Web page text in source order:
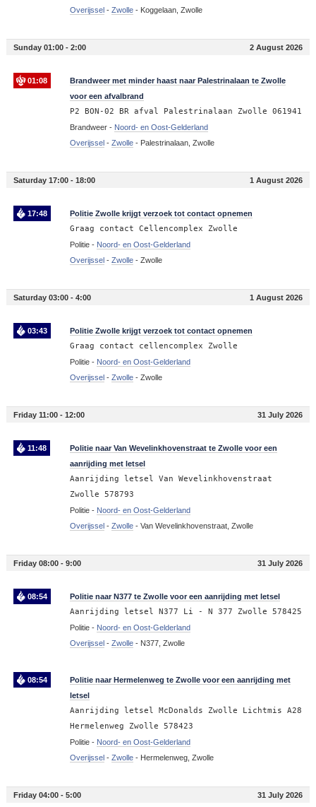
Overijssel- Zwolle- Koggelaan, Zwolle
Sunday 01:00 - 2:00 2 August 2026
01:08
Brandweer met minder haast naar Palestrinalaan te Zwolle
voor een afvalbrand
P2 BON-02 BR afval Palestrinalaan Zwolle 061941
Brandweer - Noord- en Oost-Gelderland
Overijssel- Zwolle- Palestrinalaan, Zwolle
Saturday 17:00 - 18:00 1 August 2026
17:48 Politie Zwolle krijgt verzoek tot contact opnemen
Graag contact Cellencomplex Zwolle
Politie - Noord- en Oost-Gelderland
Overijssel- Zwolle- Zwolle
Saturday 03:00 - 4:00 1 August 2026
03:43 Politie Zwolle krijgt verzoek tot contact opnemen
Graag contact cellencomplex Zwolle
Politie - Noord- en Oost-Gelderland
Overijssel- Zwolle- Zwolle
Friday 11:00 - 12:00 31 July 2026
11:48
Politie naar Van Wevelinkhovenstraat te Zwolle voor een
aanrijding met letsel
Aanrijding letsel Van Wevelinkhovenstraat
Zwolle 578793
Politie - Noord- en Oost-Gelderland
Overijssel- Zwolle- Van Wevelinkhovenstraat, Zwolle
Friday 08:00 - 9:00 31 July 2026
08:54 Politie naar N377 te Zwolle voor een aanrijding met letsel
Aanrijding letsel N377 Li - N 377 Zwolle 578425
Politie - Noord- en Oost-Gelderland
Overijssel- Zwolle- N377, Zwolle
08:54
Politie naar Hermelenweg te Zwolle voor een aanrijding met
letsel
Aanrijding letsel McDonalds Zwolle Lichtmis A28
Hermelenweg Zwolle 578423
Politie - Noord- en Oost-Gelderland
Overijssel- Zwolle- Hermelenweg, Zwolle
Friday 04:00 - 5:00 31 July 2026